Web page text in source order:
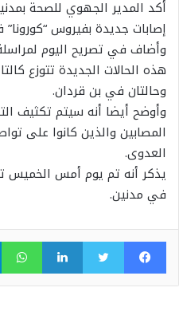
إصابات جديدة بفيروس
وأضاف في تصريح اليوم
هذه الحالات الجديدة تتوزع
وحالتان في بن قردان.
وأوضح أيضا أنه سيتم تكثيف
المصابين والذين كانوا على
العدوى.
في مدنين.
فيسبوك تويتر لينكدإن